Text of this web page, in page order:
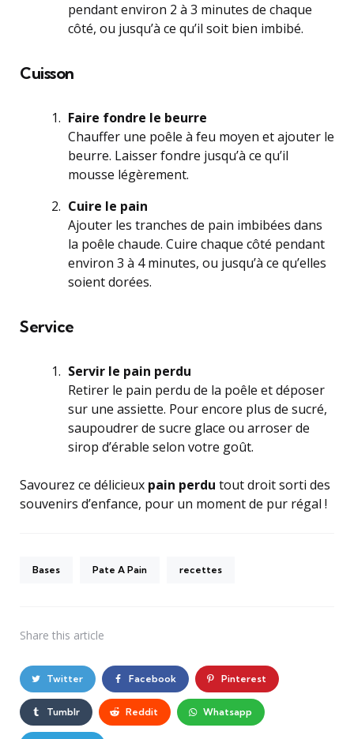
pendant environ 2 à 3 minutes de chaque
côté, ou jusqu’à ce qu’il soit bien imbibé.
Cuisson
Faire fondre le beurre
Chauffer une poêle à feu moyen et ajouter le
beurre. Laisser fondre jusqu’à ce qu’il
mousse légèrement.
Cuire le pain
Ajouter les tranches de pain imbibées dans
la poêle chaude. Cuire chaque côté pendant
environ 3 à 4 minutes, ou jusqu’à ce qu’elles
soient dorées.
Service
Servir le pain perdu
Retirer le pain perdu de la poêle et déposer
sur une assiette. Pour encore plus de sucré,
saupoudrer de sucre glace ou arroser de
sirop d’érable selon votre goût.
Savourez ce délicieux pain perdu tout droit sorti des
souvenirs d’enfance, pour un moment de pur régal !
Bases Pate A Pain recettes
Share this article
Twitter Facebook Pinterest
Tumblr Reddit Whatsapp